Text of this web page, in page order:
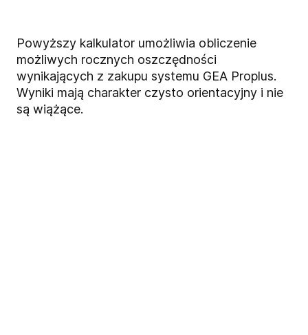
Powyższy kalkulator umożliwia obliczenie
możliwych rocznych oszczędności
wynikających z zakupu systemu GEA Proplus.
Wyniki mają charakter czysto orientacyjny i nie
są wiążące.